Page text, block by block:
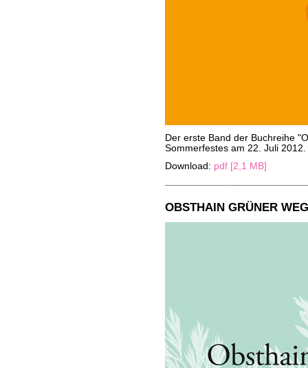
Der erste Band der Buchreihe
Sommerfestes am 22. Juli 2012.
Download: pdf [2,1 MB]
OBSTHAIN GRÜNER